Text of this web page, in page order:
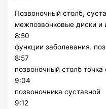
Позвоночный столб,
межпозвонковые диски и
8:50
функции заболевания.
8:57
позвоночный столб точка
9:04
позвоночника суставной
9:12